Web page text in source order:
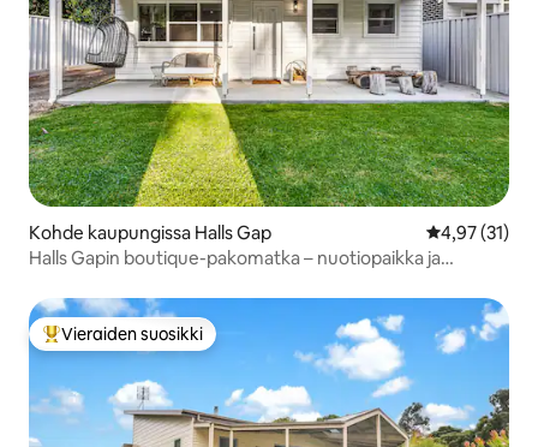
Kohde kaupungissa Halls Gap
4,97 (31)
Halls Gapin boutique-pakomatka – nuotiopaikka ja
Vieraiden suosikkien parhaimmistoa
Vieraiden suosikki